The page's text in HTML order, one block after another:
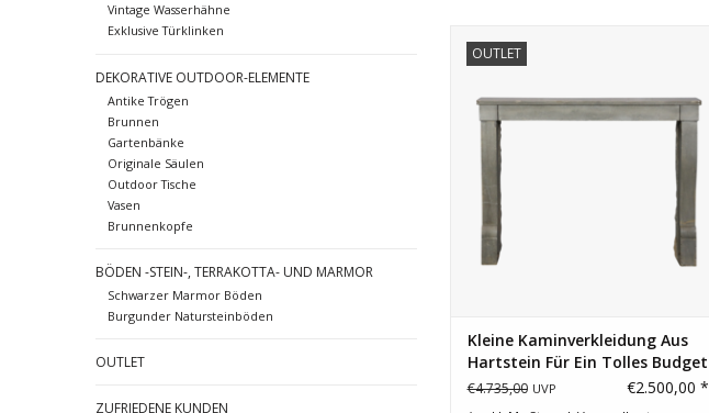
Vintage Wasserhähne
Exklusive Türklinken
DEKORATIVE OUTDOOR-ELEMENTE
Antike Trögen
Brunnen
Gartenbänke
Originale Säulen
Outdoor Tische
Vasen
Brunnenkopfe
BÖDEN -STEIN-, TERRAKOTTA- UND MARMOR
Schwarzer Marmor Böden
Burgunder Natursteinböden
OUTLET
ZUFRIEDENE KUNDEN
OUTLETfür ein tolles Budget. Kleine
an der Tafel.
ZUM WARENKORB HINZUFÜGEN
Kleine Kaminverkleidung Aus
Hartstein Für Ein Tolles Budget
€4.735,00 UVP €2.500,00 *